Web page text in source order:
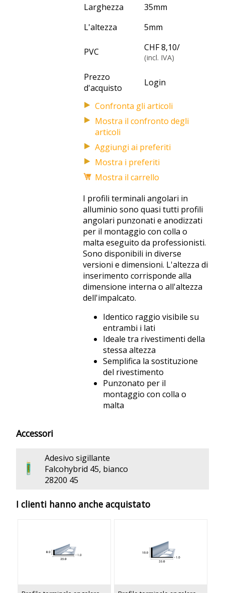
Larghezza
35mm
L'altezza
5mm
PVC CHF 8,10/
(incl. IVA)
Prezzo
d'acquisto
Login
Mostra il confronto degli
articoli
Mostra i preferiti
Mostra il carrello
I profili terminali angolari in
alluminio sono quasi tutti profili
angolari punzonati e anodizzati
per il montaggio con colla o
malta eseguito da professionisti.
Sono disponibili in diverse
versioni e dimensioni. L'altezza di
inserimento corrisponde alla
dimensione interna o all'altezza
dell'impalcato.
Identico raggio visibile su
entrambi i lati
Ideale tra rivestimenti della
stessa altezza
Semplifica la sostituzione
del rivestimento
Punzonato per il
montaggio con colla o
malta
Accessori
Adesivo sigillante
Falcohybrid 45, bianco
28200 45
I clienti hanno anche acquistato